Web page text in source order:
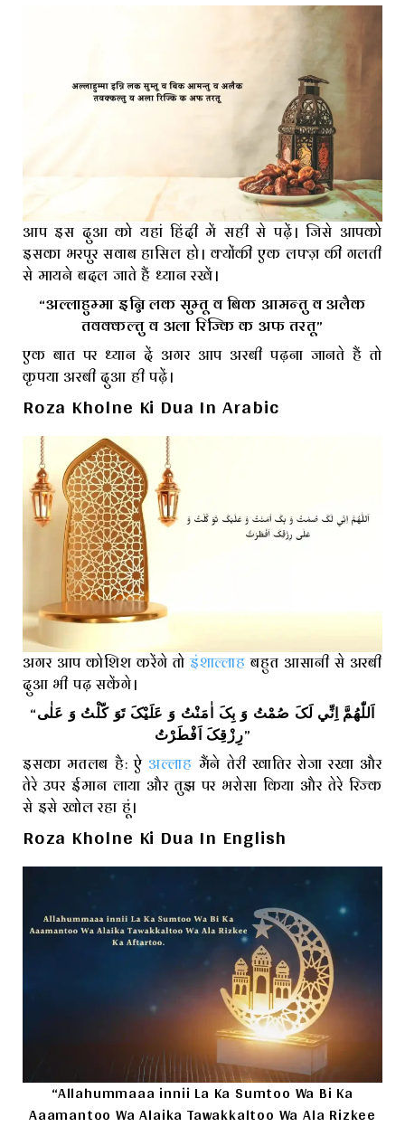
आप इस दुआ को यहां हिंदी में सही से पढ़ें। जिसे आपको
इसका भरपुर सवाब हासिल हो। क्योंकी एक लफ्ज़ की गलती
से मायने बदल जाते हैं ध्यान रखें।
“अल्लाहुम्मा इन्नि लक सुम्तू व बिक आमन्तु व अलैक
तवक्कल्तु व अला रिज्कि क अफ तरतू”
एक बात पर ध्यान दें अगर आप अरबी पढ़ना जानते हैं तो
कृपया अरबी दुआ ही पढ़ें।
Roza Kholne Ki Dua In Arabic
अगर आप कोशिश करेंगे तोइंशाल्लाहबहुत आसानी से अरबी
दुआ भी पढ़ सकेंगे।
“اَللّٰهُمَّ اِنِّي لَکَ صُمْتُ وَ بِکَ اٰمَنْتُ وَ عَلَيْکَ تَوَ کّلْتُ وَ عَلٰى
رِزْقِکَ اَفْطَرْتُ”
इसका मतलब है: ऐ अल्लाह मैंने तेरी खातिर रोजा रखा और
तेरे उपर ईमान लाया और तुझ पर भरोसा किया और तेरे रिज्क
से इसे खोल रहा हूं।
Roza Kholne Ki Dua In English
“Allahummaaa innii La Ka Sumtoo Wa Bi Ka
Aaamantoo Wa Alaika Tawakkaltoo Wa Ala Rizkee